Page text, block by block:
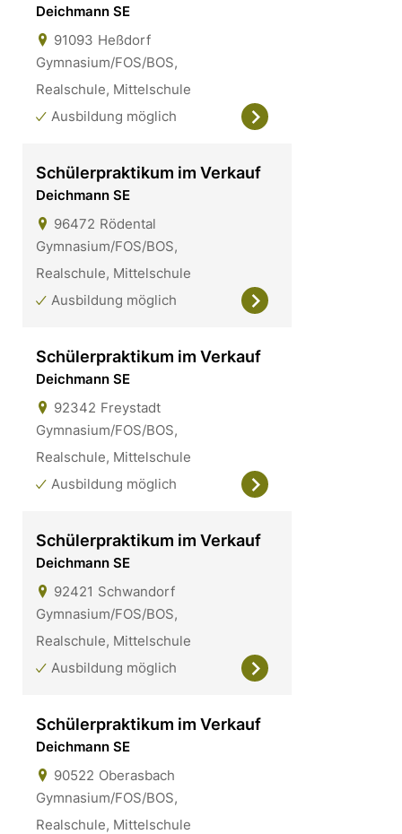
Deichmann SE
91093 Heßdorf
Gymnasium/FOS/BOS,
Realschule, Mittelschule
Ausbildung möglich
Schülerpraktikum im Verkauf
Deichmann SE
96472 Rödental
Gymnasium/FOS/BOS,
Realschule, Mittelschule
Ausbildung möglich
Schülerpraktikum im Verkauf
Deichmann SE
92342 Freystadt
Gymnasium/FOS/BOS,
Realschule, Mittelschule
Ausbildung möglich
Schülerpraktikum im Verkauf
Deichmann SE
92421 Schwandorf
Gymnasium/FOS/BOS,
Realschule, Mittelschule
Ausbildung möglich
Schülerpraktikum im Verkauf
Deichmann SE
90522 Oberasbach
Gymnasium/FOS/BOS,
Realschule, Mittelschule